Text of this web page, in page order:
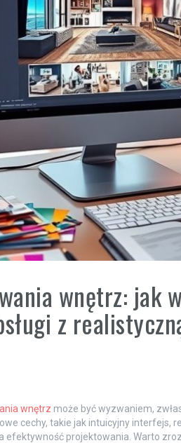
wnętrz: jak
z
wnętrz może być wyzwaniem,
cechy, takie jak intuicyjny interfejs,
efektywność projektowania. Warto